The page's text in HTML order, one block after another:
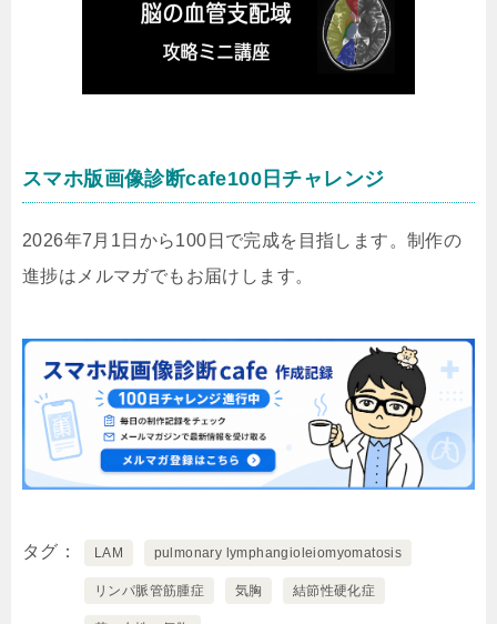
スマホ版画像診断cafe100日チャレンジ
2026年7月1日から100日で完成を目指します。制作の
進捗はメルマガでもお届けします。
タグ LAM pulmonary lymphangioleiomyomatosis
リンパ脈管筋腫症 気胸 結節性硬化症